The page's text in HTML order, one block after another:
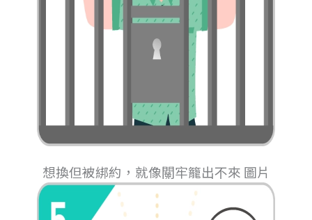
想換但被綁約，就像關牢籠出不來 圖片